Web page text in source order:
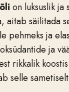
on luksuslik
aitab säilitada
pehmeks ja
ja
rikkalik
selle